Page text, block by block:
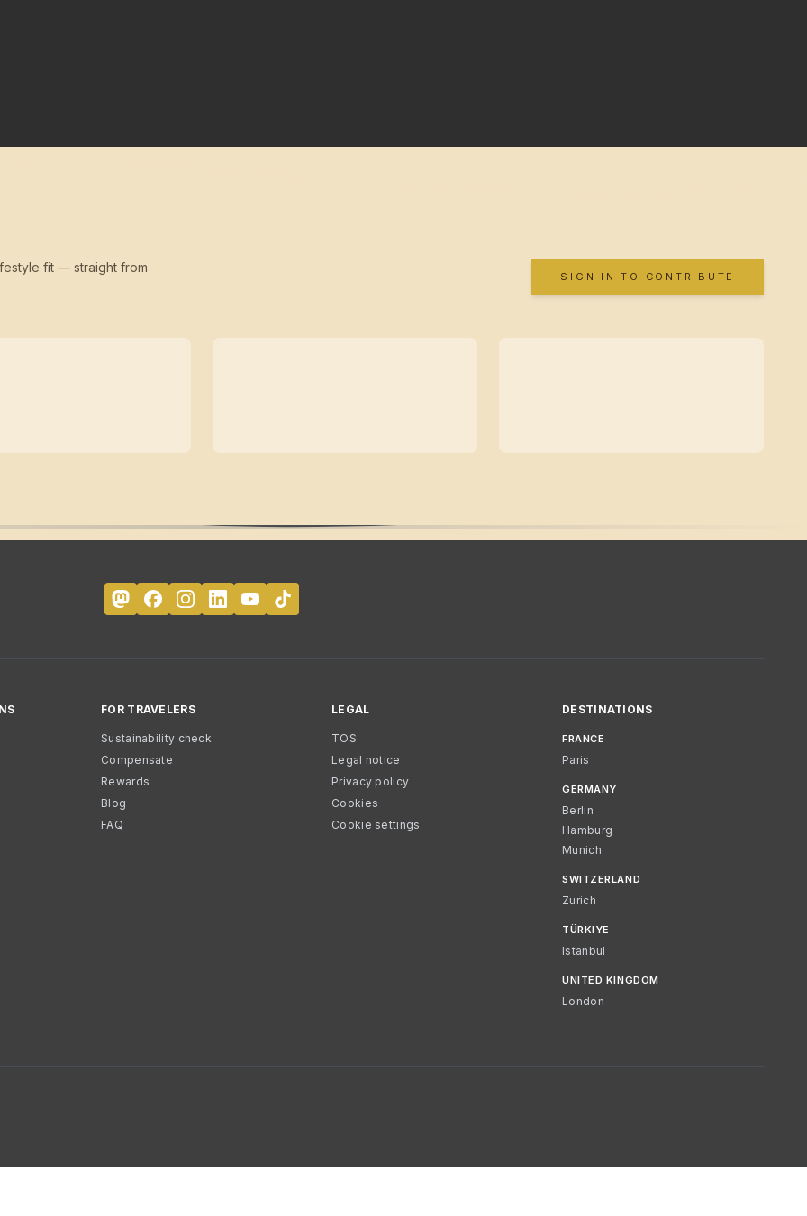
fit — straight from
SIGN IN TO CONTRIBUTE
FOR TRAVELERS
Sustainability check
Compensate
Rewards
Blog
FAQ
LEGAL
TOS
Legal notice
Privacy policy
Cookies
Cookie settings
DESTINATIONS
FRANCE
Paris
GERMANY
Berlin
Hamburg
Munich
SWITZERLAND
Zurich
TÜRKIYE
Istanbul
UNITED KINGDOM
London